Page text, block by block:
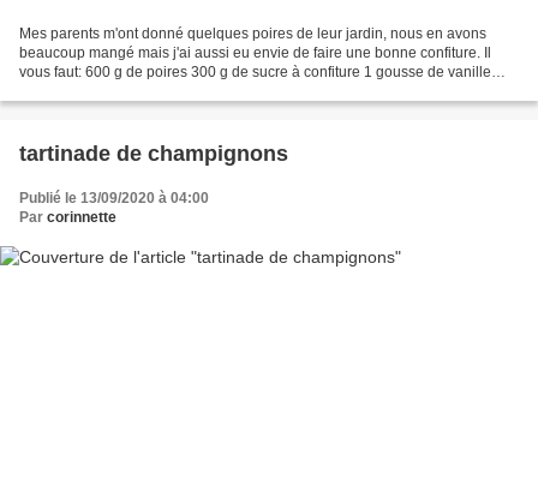
Mes parents m'ont donné quelques poires de leur jardin, nous en avons
beaucoup mangé mais j'ai aussi eu envie de faire une bonne confiture. Il
vous faut: 600 g de poires 300 g de sucre à confiture 1 gousse de vanille
tartinade de champignons
Publié le 13/09/2020 à 04:00
Par corinnette